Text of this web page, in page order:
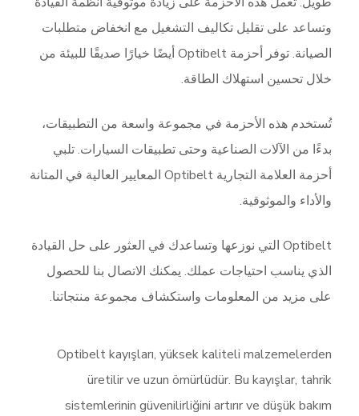
وتساعد على تقليل تكاليف التشغيل مع انخفاض متطلبات
الصيانة. توفر أحزمة Optibelt أيضًا خيارًا صديقًا للبيئة من
خلال تحسين استهلاك الطاقة.
تُستخدم هذه الأحزمة في مجموعة واسعة من التطبيقات،
بدءًا من الآلات الصناعية وحتى تطبيقات السيارات. تلبي
أحزمة العلامة التجارية Optibelt المعايير العالية في المتانة
والأداء والموثوقية.
Optibelt التي نوزعها وتساعدك في العثور على حل القيادة
الذي يناسب احتياجات عملك. يمكنك الاتصال بنا للحصول
على مزيد من المعلومات واستكشاف مجموعة منتجاتنا.
Optibelt kayışları, yüksek kaliteli malzemelerden
üretilir ve uzun ömürlüdür. Bu kayışlar, tahrik
sistemlerinin güvenilirliğini artırır ve düşük bakım